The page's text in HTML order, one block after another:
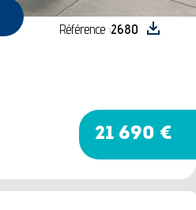
Référence :2680
21 690 €